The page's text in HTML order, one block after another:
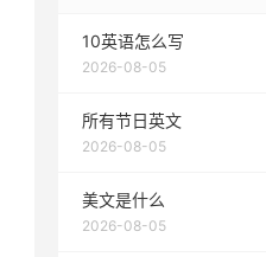
10英语怎么写
2026-08-05
所有节日英文
2026-08-05
美文是什么
2026-08-05